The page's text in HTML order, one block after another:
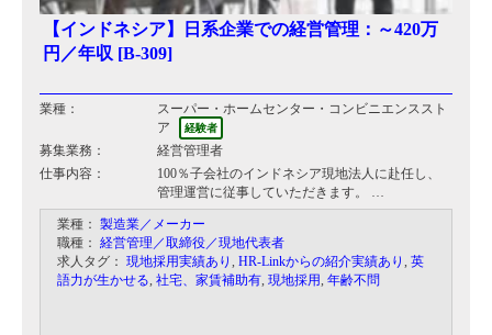
【インドネシア】日系企業での経営管理：～420万
円／年収 [B-309]
業種：
スーパー・ホームセンター・コンビニエンススト
ア
経験者
募集業務：
経営管理者
仕事内容：
100％子会社のインドネシア現地法人に赴任し、
管理運営に従事していただきます。
具体的には…
・インドネシア人のマネジメント
・人事、総務、社内外との折衝
・許認可の申請手続き など
業種： 製造業／メーカー
職種： 経営管理／取締役／現地代表者
求人タグ： 現地採用実績あり , HR-Linkからの紹介実績あり , 英
語力が生かせる, 社宅、家賃補助有, 現地採用, 年齢不問